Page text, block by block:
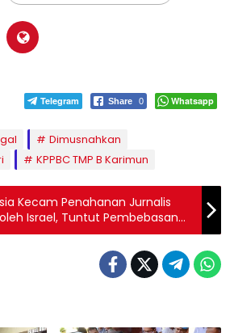
Telegram Share 0 Whatsapp
Dimusnahkan
KPPBC TMP B Karimun
Kecam Penahanan Jurnalis
Israel, Tuntut Pembebasan